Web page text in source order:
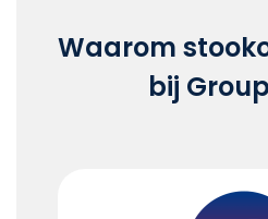
Waarom
bij